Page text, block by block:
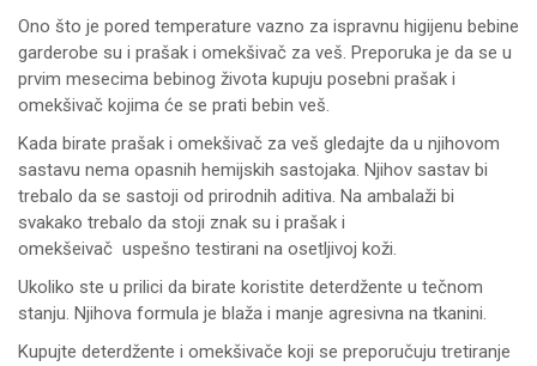
Ono što je pored temperature vazno za ispravnu higijenu bebine
garderobe su i prašak i omekšivač za veš. Preporuka je da se u
prvim mesecima bebinog života kupuju posebni prašak i
omekšivač kojima će se prati bebin veš.
Kada birate prašak i omekšivač za veš gledajte da u njihovom
sastavu nema opasnih hemijskih sastojaka. Njihov sastav bi
trebalo da se sastoji od prirodnih aditiva. Na ambalaži bi
svakako trebalo da stoji znak su i prašak i
omekšeivač uspešno testirani na osetljivoj koži.
Ukoliko ste u prilici da birate koristite deterdžente u tečnom
stanju. Njihova formula je blaža i manje agresivna na tkanini.
Kupujte deterdžente i omekšivače koji se preporučuju tretiranje